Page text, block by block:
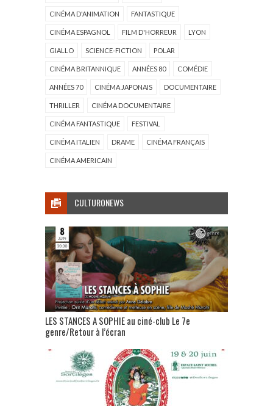
CINÉMA D'ANIMATION FANTASTIQUE
CINÉMA ESPAGNOL FILM D'HORREUR LYON
GIALLO SCIENCE-FICTION POLAR
CINÉMA BRITANNIQUE ANNÉES 80 COMÉDIE
ANNÉES 70 CINÉMA JAPONAIS DOCUMENTAIRE
THRILLER CINÉMA DOCUMENTAIRE
CINÉMA FANTASTIQUE FESTIVAL
CINÉMA ITALIEN DRAME CINÉMA FRANÇAIS
CINÉMA AMERICAIN
CULTURONEWS
LES STANCES A SOPHIE au ciné-club Le 7e
genre/Retour à l’écran